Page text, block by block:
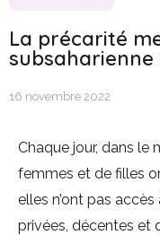
La précarité
16 novembre 2022
Chaque jour, dans le
femmes et de filles
elles n’ont pas
privées, décentes et